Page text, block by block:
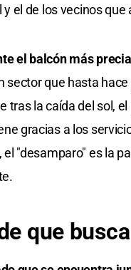
el de los vecinos
el balcón más
sector que hasta
tras la caída del sol,
gracias a los
"desamparo" es la
que